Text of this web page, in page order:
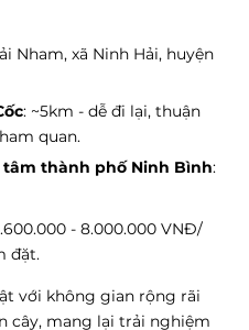
Nham, xã Ninh Hải, huyện
: ~5km - dễ đi lại, thuận
quan.
thành phố Ninh Bình:
- 8.000.000 VNĐ/
đặt.
với không gian rộng rãi
cây, mang lại trải nghiệm